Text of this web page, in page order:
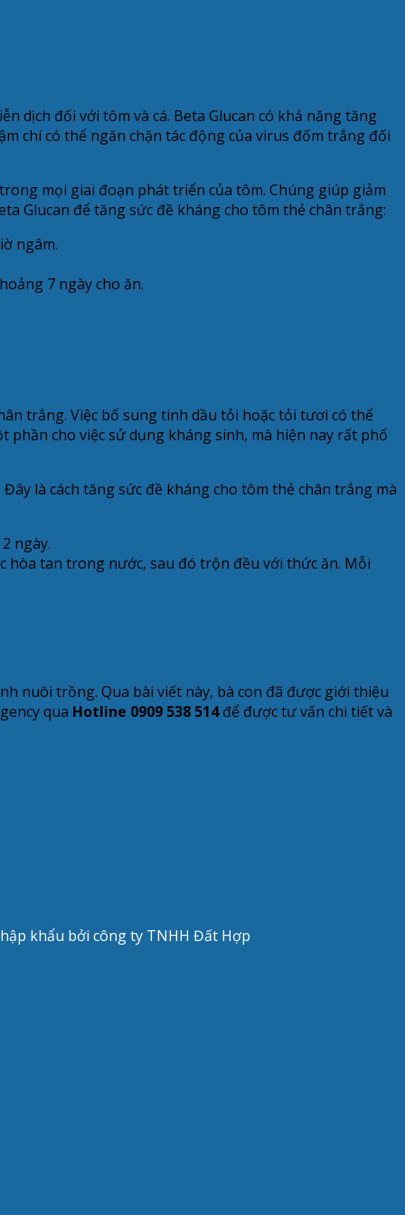
dịch đối với tôm và cá. Beta Glucan có khả năng tăng
chí có thể ngăn chặn tác động của virus đốm trắng đối
mọi giai đoạn phát triển của tôm. Chúng giúp giảm
Glucan để tăng sức đề kháng cho tôm thẻ chân trắng:
ngâm.
7 ngày cho ăn.
trắng. Việc bổ sung tinh dầu tỏi hoặc tỏi tươi có thể
cho việc sử dụng kháng sinh, mà hiện nay rất phổ
là cách tăng sức đề kháng cho tôm thẻ chân trắng mà
ngày.
tan trong nước, sau đó trộn đều với thức ăn. Mỗi
nuôi trồng. Qua bài viết này, bà con đã được giới thiệu
qua Hotline 0909 538 514để được tư vấn chi tiết và
khẩu bởi công ty TNHH Đất Hợp